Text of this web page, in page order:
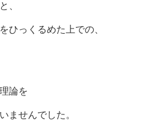
、
ひっくるめた上での、
論を
ませんでした。